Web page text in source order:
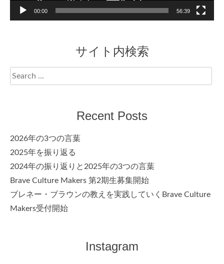
00:00 56:39
サイト内検索
Search
for:
Recent Posts
2026年の3つの言葉
2025年を振り返る
2024年の振り返りと2025年の3つの言葉
Brave Culture Makers 第2期生募集開始
ブレネー・ブラウンの教えを実践していくBrave Culture
Makers受付開始
Instagram